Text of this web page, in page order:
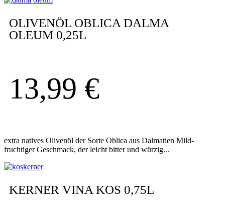
OLIVENÖL OBLICA DALMA
OLEUM 0,25L
13,99 €
extra natives Olivenöl der Sorte Oblica aus Dalmatien Mild-
fruchtiger Geschmack, der leicht bitter und würzig...
KERNER VINA KOS 0,75L